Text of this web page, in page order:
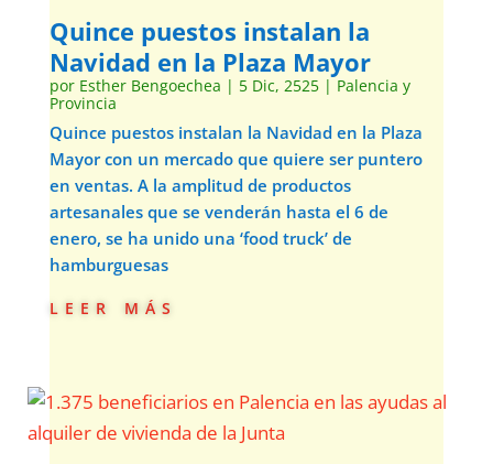
Quince puestos instalan la
Navidad en la Plaza Mayor
por Esther Bengoechea | 5 Dic, 2525| Palencia y
Provincia
Quince puestos instalan la Navidad en la Plaza
Mayor con un mercado que quiere ser puntero
en ventas. A la amplitud de productos
artesanales que se venderán hasta el 6 de
enero, se ha unido una ‘food truck’ de
hamburguesas
leer más